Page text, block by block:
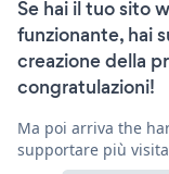
Se hai il tuo sito
funzionante, hai
creazione della
congratulazioni!
Ma poi arriva the
supportare più